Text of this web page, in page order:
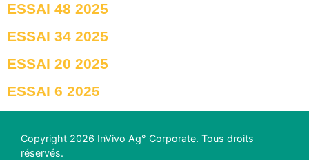
ESSAI 48 2025
ESSAI 34 2025
ESSAI 20 2025
ESSAI 6 2025
Copyright 2026 InVivo Ag° Corporate. Tous droits
réservés.